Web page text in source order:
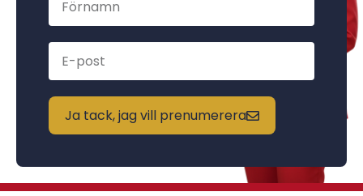
Ja tack, jag vill prenumerera